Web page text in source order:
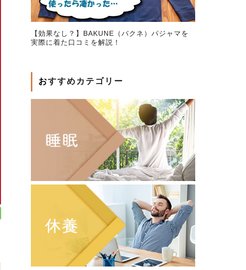
【効果なし？】BAKUNE（バクネ）パジャマを
実際に着た口コミを解説！
おすすめカテゴリー